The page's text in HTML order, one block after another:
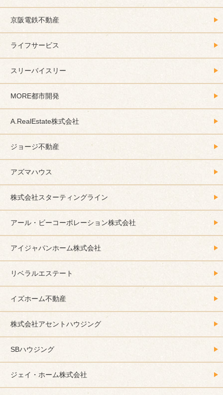
京阪電鉄不動産
ライフサービス
スリーバイスリー
MORE都市開発
A.RealEstate株式会社
ジョージ不動産
アズマハウス
株式会社スターティングライン
アール・ビーコーポレーション株式会社
アイジャパンホーム株式会社
リベラルエステート
イズホーム不動産
株式会社アセントハウジング
SBハウジング
ジェイ・ホーム株式会社